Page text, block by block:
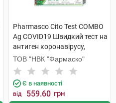
Pharmasco Cito Test COMBO
Ag COVID19 Швидкий тест на
антиген коронавірусу,
вірусів грипу А та В 1 шт
ТОВ "НВК "Фармаско"
Є в наявності
від 559.60 грн